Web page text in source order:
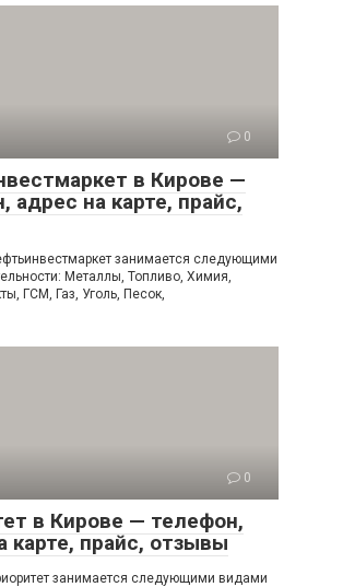
0
в Кирове —
адрес на карте, прайс,
занимается следующими
Металлы, Топливо, Химия,
ГСМ, Газ, Уголь, Песок,
0
в Кирове — телефон,
карте, прайс, отзывы
занимается следующими видами